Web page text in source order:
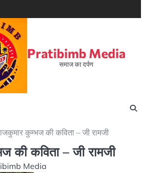
Pratibimb Media
समाज का दर्पण
कुम्भज की कविता – जी रामजी
की कविता – जी रामजी
Media